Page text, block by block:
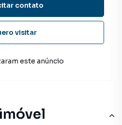
contato
visitar
este anúncio